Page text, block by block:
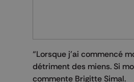
“Lorsque j’ai commencé
détriment des miens. Si
commente Brigitte Simal.